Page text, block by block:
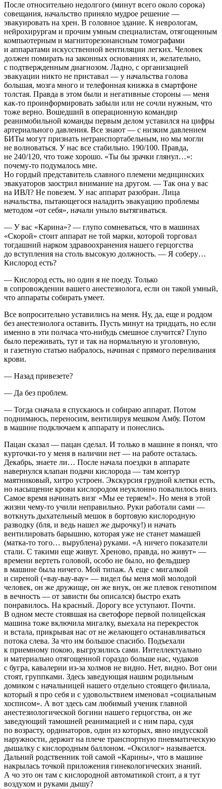
После относительно недолгого (минут всего около сорока)
совещания, начальство приняло мудрое решение —
эвакуировать на хрен. В головное здание. К неврологам,
нейрохирургам и прочим умным специалистам, отягощенным
компьютерным и магниторезонансным томографами
и аппаратами искусственной вентиляции легких. Человек
должен помирать на законных основаниях и, желательно,
с подтвержденным диагнозом. Ладно, с организацией
эвакуации никто не приставал — у начальства голова
большая, мозга много и телефонная книжка в смартфоне
толстая. Правда в этом были и негативные стороны — меня
как-то проинформировать забыли или не сочли нужным, что
тоже верно. Вошедший в операционную командир
реанимобильной команды первым делом уставился на цифры
артериального давления. Все знают — с низким давлением
БИТы могут признать нетранспортабельным, но мы могли
не волноваться. У нас все стабильно. 190/100. Правда,
не 240/120, что тоже хорошо. «Ты бы зрачки глянул…»:
почему-то подумалось мне.
Но гордый представитель славного племени медицинских
эвакуаторов заострил внимание на другом. — Так она у вас
на ИВЛ? Не повезем. У нас аппарат разобран. Лица
начальства, пытающегося наладить эвакуацию проблемы
методом «от себя», начали уныло вытягиваться.
— У вас «Карина»? — глупо сомневаться, что в машинах
«Скорой» стоит аппарат не той марки, которой торговал
тогдашний нарком здравоохранения нашего герцогства
до вступления на столь высокую должность. — Я соберу…
Кислород есть?
— Кислород есть, но один я не поеду. Только
в сопровождении вашего анестезиолога, если он такой умный,
что аппараты собирать умеет.
Все вопросительно уставились на меня. Ну, да, еще и роддом
без анестезиолога оставить. Пусть минут на тридцать, но если
именно в эти полчаса что-нибудь смешное случится? Глупо
было переживать, тут и так на нормальную и уголовную,
и газетную статью набралось, начиная с прямого переливания
крови.
— Назад привезете?
— Да без проблем.
— Тогда сначала я спускаюсь и собираю аппарат. Потом
поднимаюсь, переносим, вентилируя мешком Амбу. Потом
в машине подключаем к аппарату и понеслись.
Пацан сказал — пацан сделал. И только в машине я понял, что
курточки-то у меня в наличии нет — на работе осталась.
Декабрь, знаете ли… После начала поездки в аппарате
навернулся клапан подачи кислорода — там контур
маятниковый, хитро устроен. Экскурсия грудной клетки есть,
но насыщение крови кислородом неуклонно повалилось вниз.
Самое время начинать визг «Мы ее теряем!». Но меня в этой
жизни чему-то учили неправильно. Руки работали сами —
воткнуть дыхательный мешок в бортовую кислородную
разводку (бля, и ведь нашел же дырочку!) и начать
вентилировать барышню, которая уже не станет мамашей
(матка-то того… вырублена) руками. «А ничего показатели
стали. С такими еще живут. Хреново, правда, но живут» —
времени вертеть головой, особо не было, но фельдшер
в машине была ничего. Мой типаж. А еще с мигалкой
и сиреной («вау-вау-вау» — видел бы меня мой молодой
человек, он же дружище, он же внук, он же плевок генотипом
в вечность — от зависти бы описался) быстро ехать
понравилось. На красный. Дорогу все уступают. Почти.
В одном месте стоявшая на светофоре первой полицейская
машина тоже включила мигалку, выехала на перекресток
и встала, прикрывая нас от не желающего останавливаться
потока слева. За что им большое спасибо. Подъехали
к приемному покою, выгрузились сами. Интеллектуально
и материально отягощенной гораздо больше нас, чудаков
с бугра, кавалерии из-за холмов не видно. Нет, видно. Вот они
стоят, группками. Здесь заведующая нашим родильным
домиком с начальницей нашего отдельно стоящего филиала,
который я про себя и с удовольствием именовал «социальным
хосписом». А вот здесь сам любимый ученик главной
анестезиологической богини нашего герцогства, он же
заведующий тамошней реанимацией и с ним пара, судя
по возрасту, ординаторов, один из которых, явно индусской
наружности, держит на плече транспортную пневматическую
дышалку с кислородным баллоном. «Оксилог» называется.
Дальний родственник той самой «Карины», что в машине
накрылась точкой приложения гинекологических знаний.
А чо это он там с кислородной автоматикой стоит, а я тут
воздухом и руками дышу?